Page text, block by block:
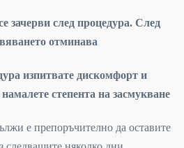
зачерви след процедура. След
отминава
изпитвате дискомфорт и
степента на засмукване
e препоръчително да оставите